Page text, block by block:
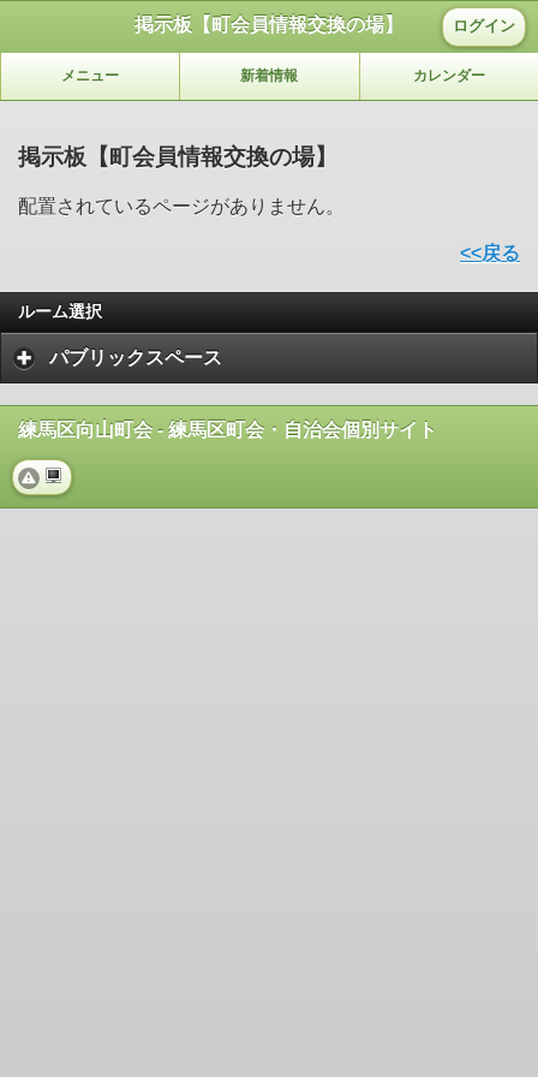
掲示板【町会員情報交換の場】 ログイン
メニュー 新着情報 カレンダー
掲示板【町会員情報交換の場】
配置されているページがありません。
<<戻る
ルーム選択
パブリックスペース
練馬区向山町会 - 練馬区町会・自治会個別サイト